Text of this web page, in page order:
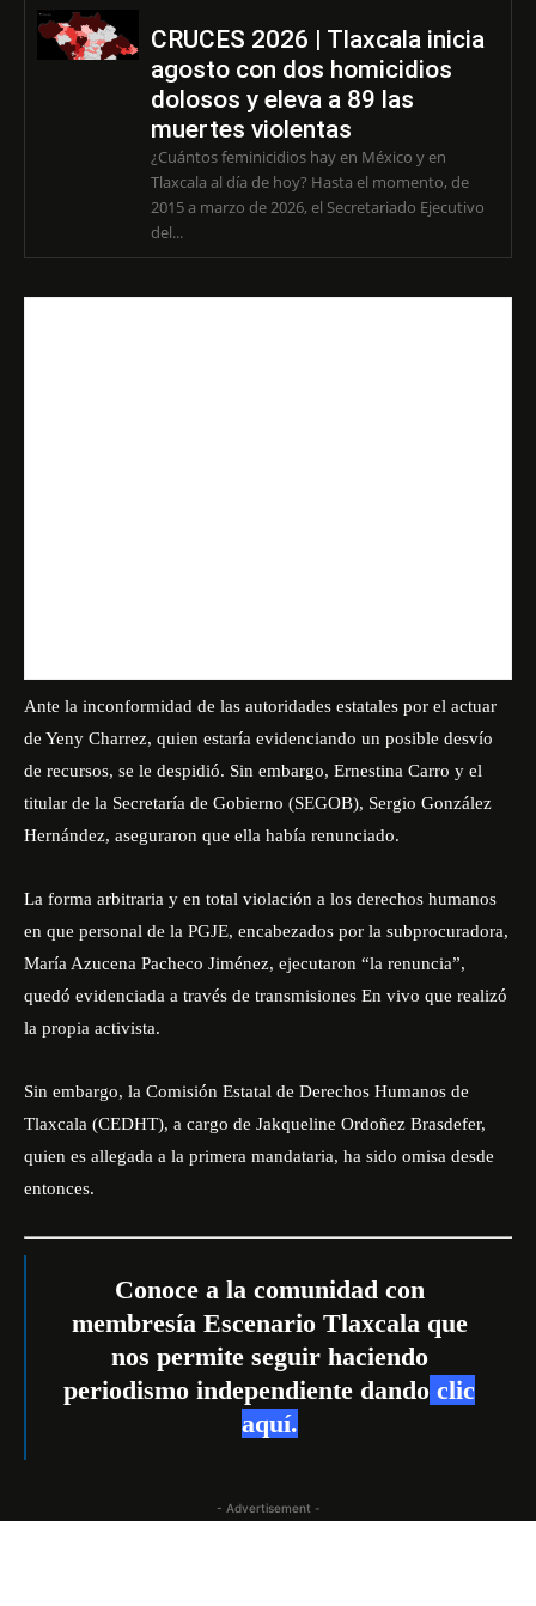
CRUCES 2026 | Tlaxcala inicia
agosto con dos homicidios
dolosos y eleva a 89 las
muertes violentas
¿Cuántos feminicidios hay en México y en
Tlaxcala al día de hoy? Hasta el momento, de
2015 a marzo de 2026, el Secretariado Ejecutivo
del...
Ante la inconformidad de las autoridades estatales por el actuar
de Yeny Charrez, quien estaría evidenciando un posible desvío
de recursos, se le despidió. Sin embargo, Ernestina Carro y el
titular de la Secretaría de Gobierno (SEGOB), Sergio González
Hernández, aseguraron que ella había renunciado.
La forma arbitraria y en total violación a los derechos humanos
en que personal de la PGJE, encabezados por la subprocuradora,
María Azucena Pacheco Jiménez, ejecutaron “la renuncia”,
quedó evidenciada a través de transmisiones En vivo que realizó
la propia activista.
Sin embargo, la Comisión Estatal de Derechos Humanos de
Tlaxcala (CEDHT), a cargo de Jakqueline Ordoñez Brasdefer,
quien es allegada a la primera mandataria, ha sido omisa desde
entonces.
Conoce a la comunidad con
membresía Escenario Tlaxcala que
nos permite seguir haciendo
periodismo independiente dando clic
aquí.
- Advertisement -